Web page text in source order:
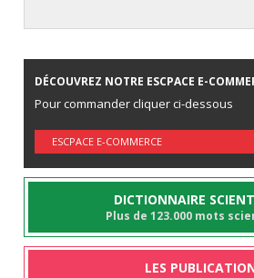
DÉCOUVREZ NOTRE ESCPACE E-
Pour commander cliquer ci-dessous
ESCPACE E-COMMERCE
DICTIONNAIRE
Plus de 123.000 mots
LES